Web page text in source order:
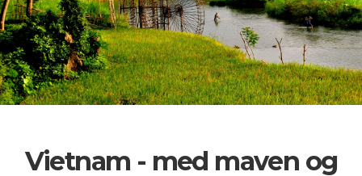
Vietnam - med maven og